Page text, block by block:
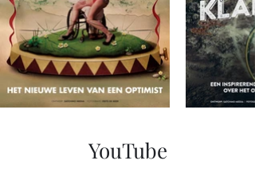
YouTube